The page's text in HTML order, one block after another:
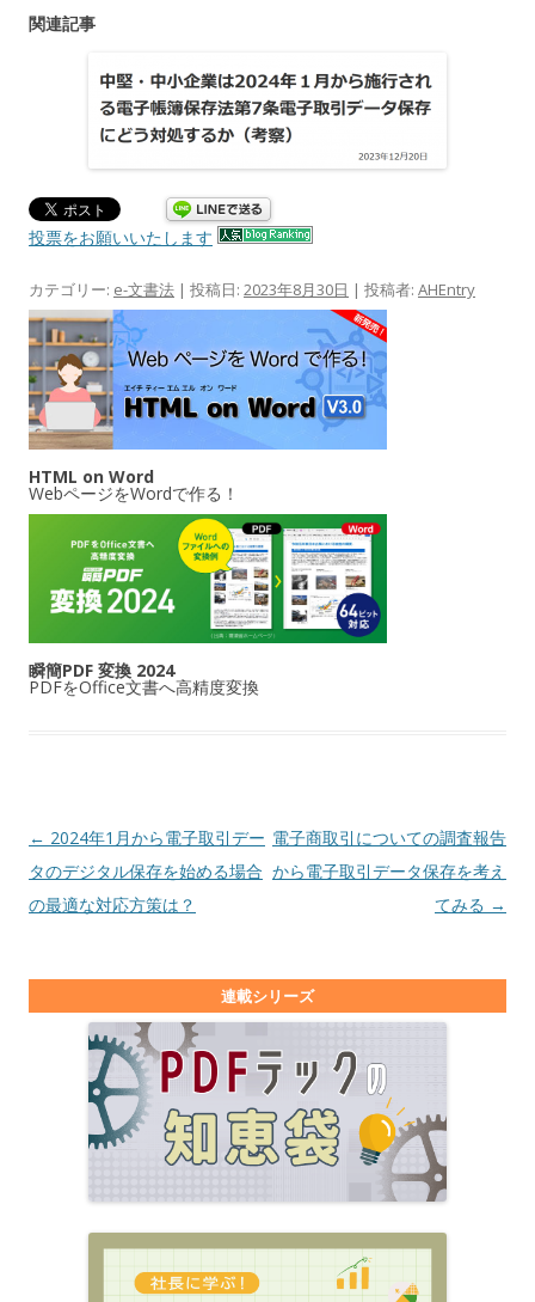
関連記事
投票をお願いいたします
カテゴリー: e-文書法 | 投稿日: 2023年8月30日 | 投稿者: AHEntry
HTML on Word
WebページをWordで作る！
瞬簡PDF 変換 2024
PDFをOffice文書へ高精度変換
投稿ナビゲーション
← 2024年1月から電子取引デー
タのデジタル保存を始める場合
の最適な対応方策は？
電子商取引についての調査報告
から電子取引データ保存を考え
てみる →
連載シリーズ